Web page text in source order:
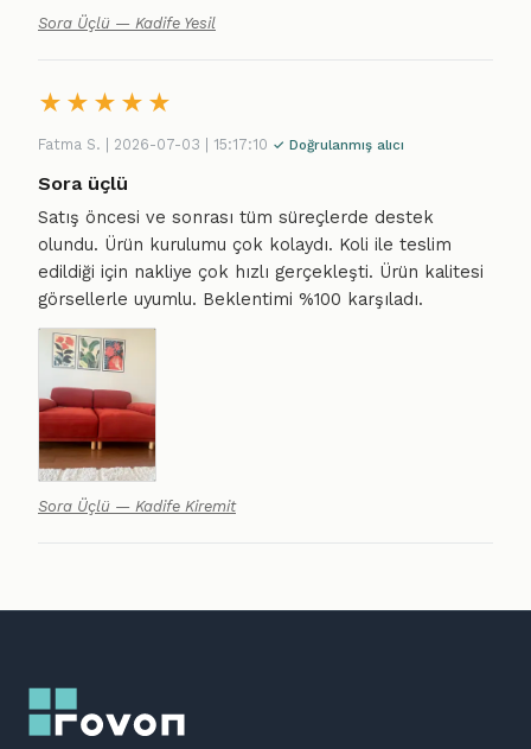
Sora Üçlü — Kadife Yesil
★ ★ ★ ★ ★
Fatma S. | 2026-07-03 | 15:17:10 ✓ Doğrulanmış alıcı
Sora üçlü
Satış öncesi ve sonrası tüm süreçlerde destek
olundu. Ürün kurulumu çok kolaydı. Koli ile teslim
edildiği için nakliye çok hızlı gerçekleşti. Ürün kalitesi
görsellerle uyumlu. Beklentimi %100 karşıladı.
Sora Üçlü — Kadife Kiremit